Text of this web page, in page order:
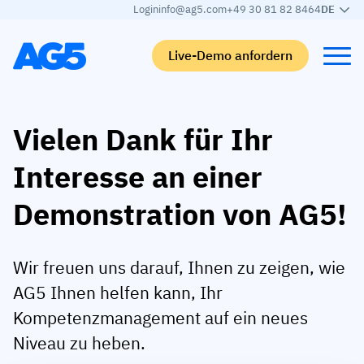
Logininfo@ag5.com+49 30 81 82 8464DE
Live-Demo anfordern
Qualifikationsmatrix
Kompetenzmanagement
KI-Skill-Zusammenführung
Nach branche
Logistik
Medizinische Fertigung
Alle Branchen anzeigen
Automobilbranche
Logistik
KLM Cargo
Lernen
Partnerprogramm
Webinars
Vielen Dank für Ihr
Interesse an einer
Demonstration von AG5!
Wir freuen uns darauf, Ihnen zu zeigen, wie
AG5 Ihnen helfen kann, Ihr
Kompetenzmanagement auf ein neues
Niveau zu heben.